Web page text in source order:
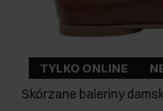
TYLKO ONLINE
Skórzane baleriny